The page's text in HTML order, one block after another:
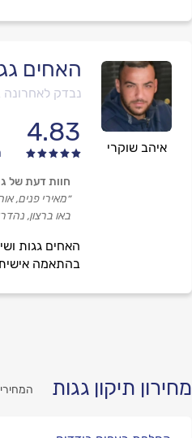
איהב שוקרי
האחים
נבדק לאחרונה
4.83
האחים גגות
בהתאמה
חוות דעת של
״מאירי פנים,
באו ברצון,
מחירון תיקון גגות